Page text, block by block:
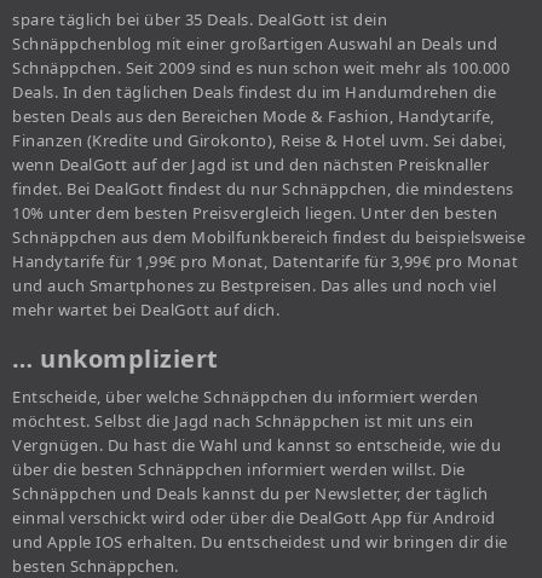
spare täglich bei über 35 Deals. DealGott ist dein
Schnäppchenblog mit einer großartigen Auswahl an Deals und
Schnäppchen. Seit 2009 sind es nun schon weit mehr als 100.000
Deals. In den täglichen Deals findest du im Handumdrehen die
besten Deals aus den Bereichen Mode & Fashion, Handytarife,
Finanzen (Kredite und Girokonto), Reise & Hotel uvm. Sei dabei,
wenn DealGott auf der Jagd ist und den nächsten Preisknaller
findet. Bei DealGott findest du nur Schnäppchen, die mindestens
10% unter dem besten Preisvergleich liegen. Unter den besten
Schnäppchen aus dem Mobilfunkbereich findest du beispielsweise
Handytarife für 1,99€ pro Monat, Datentarife für 3,99€ pro Monat
und auch Smartphones zu Bestpreisen. Das alles und noch viel
mehr wartet bei DealGott auf dich.
… unkompliziert
Entscheide, über welche Schnäppchen du informiert werden
möchtest. Selbst die Jagd nach Schnäppchen ist mit uns ein
Vergnügen. Du hast die Wahl und kannst so entscheide, wie du
über die besten Schnäppchen informiert werden willst. Die
Schnäppchen und Deals kannst du per Newsletter, der täglich
einmal verschickt wird oder über die DealGott App für Android
und Apple IOS erhalten. Du entscheidest und wir bringen dir die
besten Schnäppchen.